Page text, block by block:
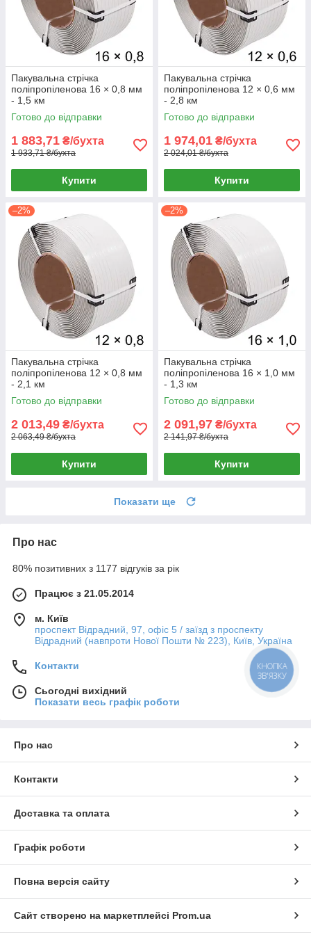
Пакувальна стрічка
поліпропіленова 16 × 0,8 мм
- 1,5 км
Готово до відправки
1 883,71 ₴/бухта
1 933,71 ₴/бухта
Купити
Пакувальна стрічка
поліпропіленова 12 × 0,6 мм
- 2,8 км
Готово до відправки
1 974,01 ₴/бухта
2 024,01 ₴/бухта
Купити
–2%
Пакувальна стрічка
поліпропіленова 12 × 0,8 мм
- 2,1 км
Готово до відправки
2 013,49 ₴/бухта
2 063,49 ₴/бухта
Купити
–2%
Пакувальна стрічка
поліпропіленова 16 × 1,0 мм
- 1,3 км
Готово до відправки
2 091,97 ₴/бухта
2 141,97 ₴/бухта
Купити
Показати ще
Про нас
80% позитивних з 1177 відгуків за рік
Працює з 21.05.2014
м. Київ
проспект Відрадний, 97, офіс 5 / заїзд з проспекту
Відрадний (навпроти Нової Пошти № 223), Київ, Україна
Контакти
Сьогодні вихідний
Показати весь графік роботи
Про нас
Контакти
Доставка та оплата
Графік роботи
Повна версія сайту
Сайт створено на маркетплейсі Prom.ua
КНОПКА
ЗВ'ЯЗКУ